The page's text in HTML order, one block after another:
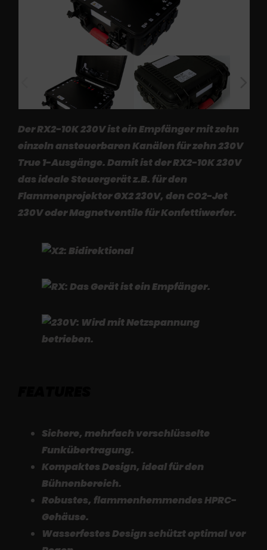
Der RX2-10K 230V ist ein Empfänger mit zehn
einzeln ansteuerbaren Kanälen für zehn 230V
True 1-Ausgänge. Damit ist der RX2-10K 230V
das ideale Steuergerät z.B. für den
Flammenprojektor GX2 230V, den CO2-Jet
230V oder Magnetventile für Konfettiwerfer.
Sichere, mehrfach verschlüsselte
Funkübertragung.
Kompaktes Design, ideal für den
Bühnenbereich.
Robustes, flammenhemmendes HPRC-
Gehäuse.
Wasserfestes Design schützt optimal vor